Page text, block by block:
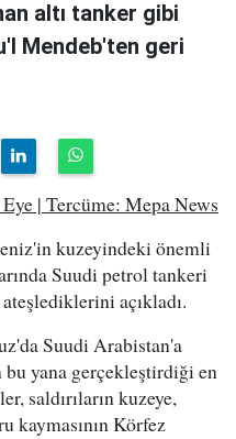
altı tanker gibi
Mendeb'ten geri
| Tercüme: Mepa News
kuzeyindeki önemli
Suudi petrol tankeri
açıkladı.
Suudi Arabistan'a
bu yana gerçekleştirdiği en
saldırıların kuzeye,
kaymasının Körfez